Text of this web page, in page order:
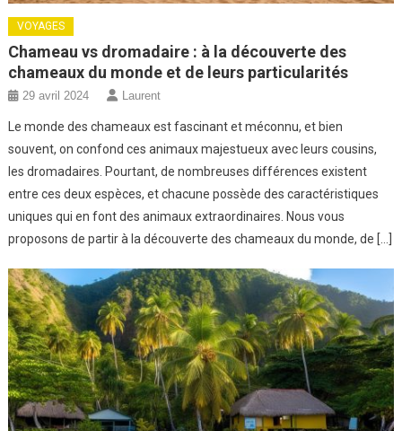
VOYAGES
Chameau vs dromadaire : à la découverte des
chameaux du monde et de leurs particularités
29 avril 2024 Laurent
Le monde des chameaux est fascinant et méconnu, et bien
souvent, on confond ces animaux majestueux avec leurs cousins,
les dromadaires. Pourtant, de nombreuses différences existent
entre ces deux espèces, et chacune possède des caractéristiques
uniques qui en font des animaux extraordinaires. Nous vous
proposons de partir à la découverte des chameaux du monde, de […]